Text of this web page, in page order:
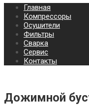
Главная
Компрессоры
Осушители
Фильтры
Сварка
Сервис
Контакты
Дожимной